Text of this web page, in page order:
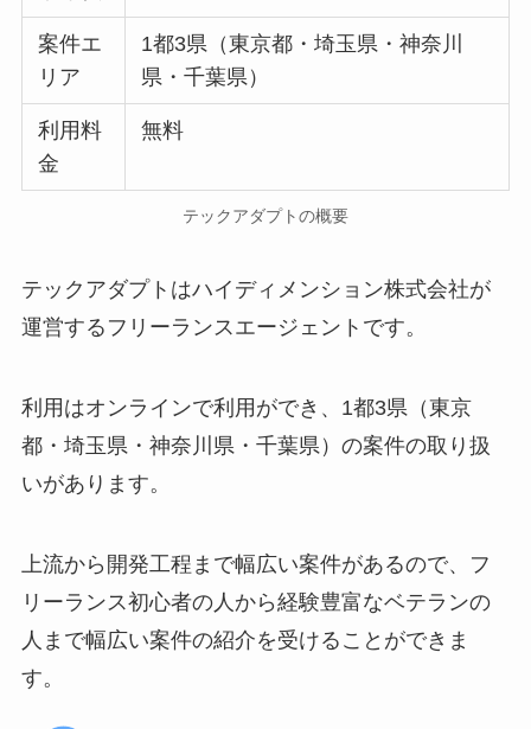
案件エ
リア
1都3県（東京都・埼玉県・神奈川
県・千葉県）
利用料
金
無料
テックアダプトの概要
テックアダプトはハイディメンション株式会社が
運営するフリーランスエージェントです。
利用はオンラインで利用ができ、1都3県（東京
都・埼玉県・神奈川県・千葉県）の案件の取り扱
いがあります。
上流から開発工程まで幅広い案件があるので、フ
リーランス初心者の人から経験豊富なベテランの
人まで幅広い案件の紹介を受けることができま
す。